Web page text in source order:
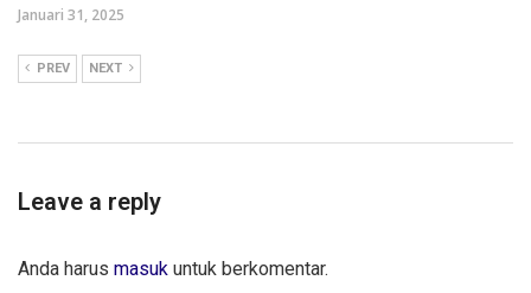
Januari 31, 2025
PREV NEXT
Leave a reply
Anda harus masuk untuk berkomentar.